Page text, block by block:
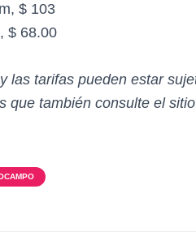
$ 103
$ 68.00
las tarifas pueden estar
que también consulte el